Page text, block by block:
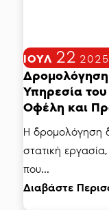
ΙΟΎΛ 22 2025
Δρομολόγηση
Υπηρεσία
Οφέλη και
Η δρομολόγηση
στατική
που...
Διαβάστε